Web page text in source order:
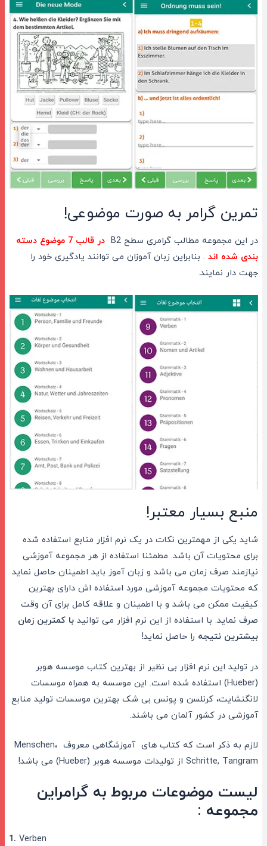
تمرین گرامر به صورت موضوعی!
در این مجموعه مطالب گرامری سطح B2
در قالب 7 موضوع دسته
بندی شده اند . بنابراین زبان آموزان می توانند یادگیری خود را
جهت دار نمایند.
منبع بسیار معتبر!
شاید یکی از مهمترین نکات در یک نرم افزار منابع استفاده شده
برای محتویات آن باشد. مطمئنا استفاده از هر مجموعه آموزشی
نیازمند صرف زمان می باشد و زبان آموز باید اطمینان حاصل نماید
که محتویات مجموعه آموزشی مورد استفاده اش دارای بهترین
کیفیت ممکن می باشد و با اطمینان و علاقه کامل برای آن وقت
صرف نماید. با استفاده از این نرم افزار می توانیدبا کمترین زمان
بیشترین نتیجهرا حاصل نماید!
در تولید این نرم افزار بی نظیر از بهترین کتاب موسسه هوبر
(Hueber) استفاده شده است. این موسسه به همراه موسسات
لانگنشایت، کرنلسن و پونس بی شک بهترین موسسات تولید منابع
آموزشی در کشور آلمان می باشند.
لازم به ذکر است که کتاب های آموزشگاهی معروف Menschen،
Schritte, Tangram از تولیدات موسسه هوبر (Hueber) می باشد!
لیست موضوعات مربوط به گرامراین
مجموعه :
1. Verben